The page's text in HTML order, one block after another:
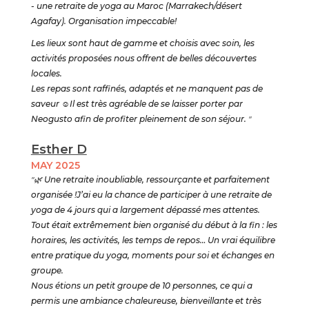
- une retraite de yoga au Maroc (Marrakech/désert
Agafay). Organisation impeccable!
Les lieux sont haut de gamme et choisis avec soin, les
activités proposées nous offrent de belles découvertes
locales.
Les repas sont raffinés, adaptés et ne manquent pas de
saveur ☺️Il est très agréable de se laisser porter par
Neogusto afin de profiter pleinement de son séjour. "
Esther D
MAY 2025
"🌿Une retraite inoubliable, ressourçante et parfaitement
organisée !J’ai eu la chance de participer à une retraite de
yoga de 4 jours qui a largement dépassé mes attentes.
Tout était extrêmement bien organisé du début à la fin : les
horaires, les activités, les temps de repos… Un vrai équilibre
entre pratique du yoga, moments pour soi et échanges en
groupe.
Nous étions un petit groupe de 10 personnes, ce qui a
permis une ambiance chaleureuse, bienveillante et très